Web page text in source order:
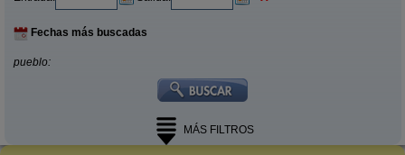
Fechas más buscadas
pueblo:
MÁS FILTROS